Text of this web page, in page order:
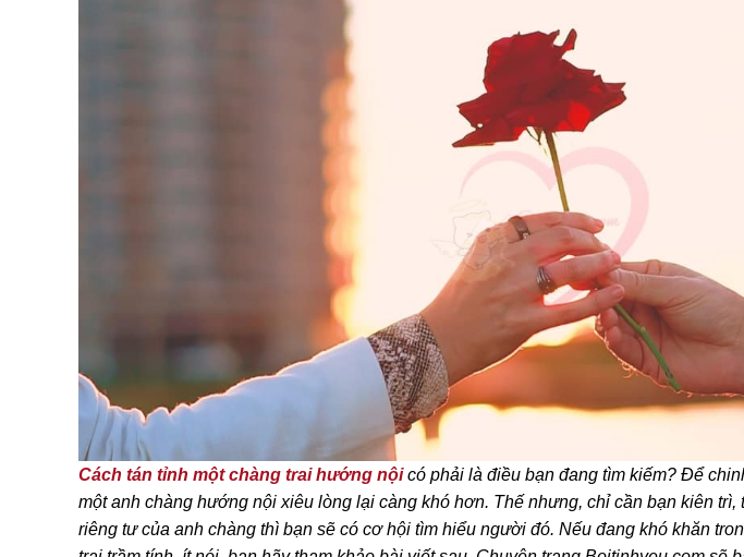
Cách tán tỉnh một chàng trai hướng nộicó phải là điều bạn đang tìm kiếm? Để
một anh chàng hướng nội xiêu lòng lại càng khó hơn. Thế nhưng, chỉ cần bạn kiên trì,
riêng tư của anh chàng thì bạn sẽ có cơ hội tìm hiểu người đó. Nếu đang khó khăn